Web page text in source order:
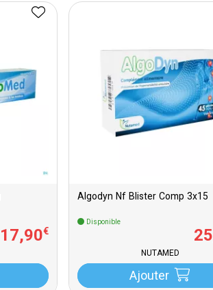
17,90€
Algodyn Nf Blister Comp 3x15
Disponible
25
NUTAMED
Ajouter